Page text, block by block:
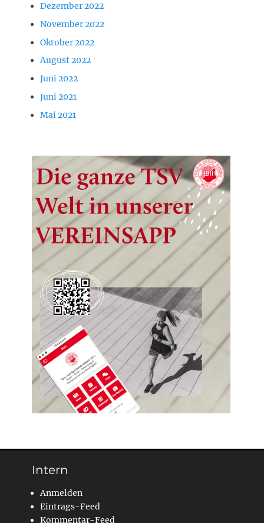
Dezember 2022
November 2022
Oktober 2022
August 2022
Juni 2022
Juni 2021
Mai 2021
Intern
Anmelden
Eintrags-Feed
Kommentar-Feed